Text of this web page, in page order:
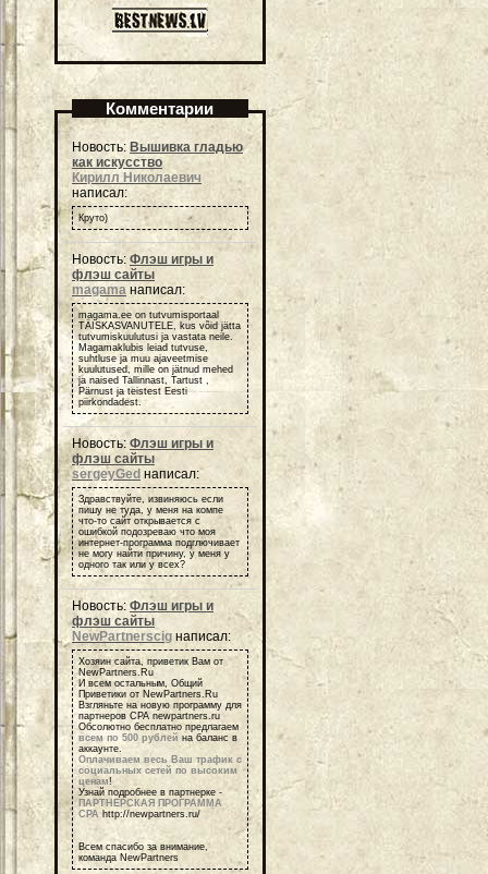
Комментарии
Новость: Вышивка гладью
как искусство
Кирилл Николаевич
написал:
Круто)
Новость: Флэш игры и
флэш сайты
magama написал:
magama.ee on tutvumisportaal
TÄISKASVANUTELE, kus võid jätta
tutvumiskuulutusi ja vastata neile.
Magamaklubis leiad tutvuse,
suhtluse ja muu ajaveetmise
kuulutused, mille on jätnud mehed
ja naised Tallinnast, Tartust ,
Pärnust ja teistest Eesti
piirkondadest.
Новость:Флэш игры и
флэш сайты
sergeyGed написал:
Здравствуйте, извиняюсь если
пишу не туда, у меня на компе
что-то сайт открывается с
ошибкой подозреваю что моя
интернет-программа подглючивает
не могу найти причину, у меня у
одного так или у всех?
Новость: Флэш игры и
флэш сайты
NewPartnerscig написал:
Хозяин сайта, приветик Вам от
NewPartners.Ru
И всем остальным, Общий
Приветики от NewPartners.Ru
Взгляньте на новую программу для
партнеров СРА newpartners.ru
Обсолютно бесплатно предлагаем
всем по 500 рублей на баланс в
аккаунте.
Оплачиваем весь Ваш трафик с
социальных сетей по высоким
ценам!
Узнай подробнее в партнерке -
ПАРТНЕРСКАЯ ПРОГРАММА
СРА http://newpartners.ru/
Всем спасибо за внимание,
команда NewPartners